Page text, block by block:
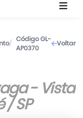
Código GL-
AP0370
Voltar
- Vista
/ SP